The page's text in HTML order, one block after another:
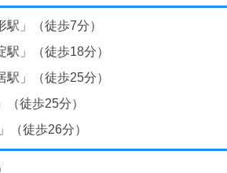
」（徒歩7分）
」（徒歩18分）
」（徒歩25分）
徒歩25分）
（徒歩26分）